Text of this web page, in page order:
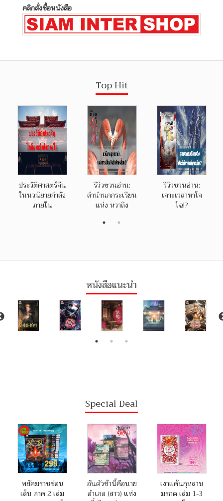
คลิกสั่งซื้อหนังสือ
Top Hit
ประวัติศาสตร์จีน
ในนวนิยายกำลัง
ภายใน
รีวิวชวนอ่าน:
ลำนำนกกระเรียน
แห่ง หวาถิง
รีวิวชวนอ่าน:
เจาะเวลาหาโจ
โฉ!?
หนังสือแนะนำ
Special Deal
พยัคฆราชซ่อน
เล็บ ภาค 2 เล่ม
อันตัวข้านี้คือนาย
อำเภอ (สาว) แห่ง
เงาแค้นกุหลาบ
มรกต เล่ม 1-3